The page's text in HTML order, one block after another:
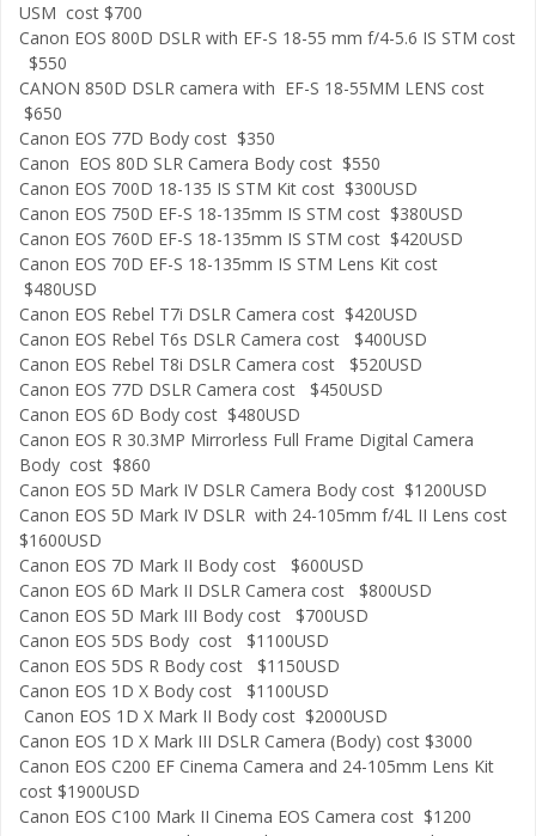
USM cost $700
Canon EOS 800D DSLR with EF-S 18-55 mm f/4-5.6 IS STM cost
$550
CANON 850D DSLR camera with EF-S 18-55MM LENS cost
$650
Canon EOS 77D Body cost $350
Canon EOS 80D SLR Camera Body cost $550
Canon EOS 700D 18-135 IS STM Kit cost $300USD
Canon EOS 750D EF-S 18-135mm IS STM cost $380USD
Canon EOS 760D EF-S 18-135mm IS STM cost $420USD
Canon EOS 70D EF-S 18-135mm IS STM Lens Kit cost
$480USD
Canon EOS Rebel T7i DSLR Camera cost $420USD
Canon EOS Rebel T6s DSLR Camera cost $400USD
Canon EOS Rebel T8i DSLR Camera cost $520USD
Canon EOS 77D DSLR Camera cost $450USD
Canon EOS 6D Body cost $480USD
Canon EOS R 30.3MP Mirrorless Full Frame Digital Camera
Body cost $860
Canon EOS 5D Mark IV DSLR Camera Body cost $1200USD
Canon EOS 5D Mark IV DSLR with 24-105mm f/4L II Lens cost
$1600USD
Canon EOS 7D Mark II Body cost $600USD
Canon EOS 6D Mark II DSLR Camera cost $800USD
Canon EOS 5D Mark III Body cost $700USD
Canon EOS 5DS Body cost $1100USD
Canon EOS 5DS R Body cost $1150USD
Canon EOS 1D X Body cost $1100USD
Canon EOS 1D X Mark II Body cost $2000USD
Canon EOS 1D X Mark III DSLR Camera (Body) cost $3000
Canon EOS C200 EF Cinema Camera and 24-105mm Lens Kit
cost $1900USD
Canon EOS C100 Mark II Cinema EOS Camera cost $1200